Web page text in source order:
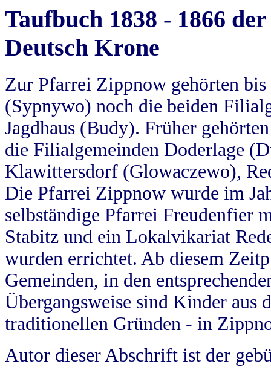
Taufbuch 1838 - 1866
Deutsch Krone
Zur Pfarrei Zippnow gehörten
(Sypnywo) noch die beiden
Jagdhaus (Budy). Früher
die Filialgemeinden Doderlage
Klawittersdorf (Glowaczewo),
Die Pfarrei Zippnow wurde im
selbständige Pfarrei Freudenfier
Stabitz und ein Lokalvikariat
wurden errichtet. Ab diesem
Gemeinden, in den
Übergangsweise sind Kinder aus
traditionellen Gründen - in
Autor dieser Abschrift ist der